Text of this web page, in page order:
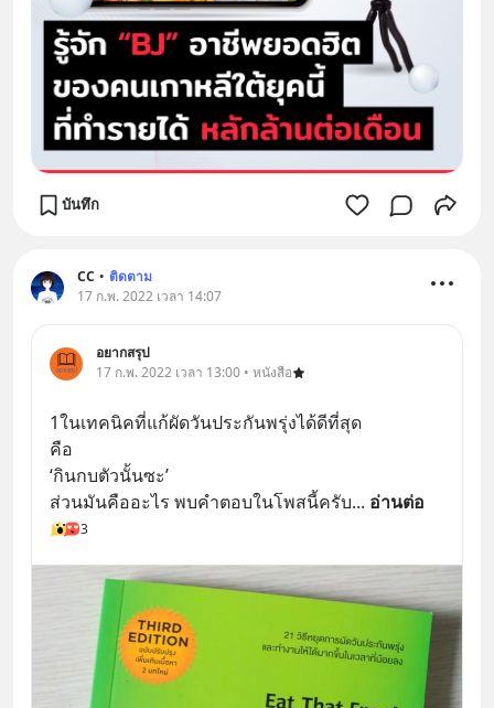
บันทึก
CC • ติดตาม
17 ก.พ. 2022 เวลา 14:07
อยากสรุป
17 ก.พ. 2022 เวลา 13:00 • หนังสือ
1ในเทคนิคที่แก้ผัดวันประกันพรุ่งได้ดีที่สุด
คือ
‘กินกบตัวนั้นซะ’
ส่วนมันคืออะไร พบคำตอบในโพสนี้ครับ... อ่านต่อ
3